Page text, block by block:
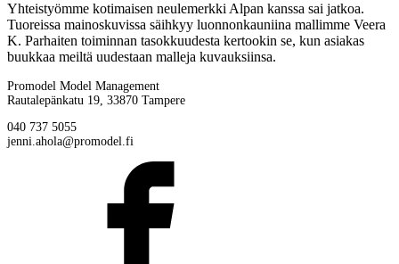
Yhteistyömme kotimaisen neulemerkki Alpan kanssa sai jatkoa.
Tuoreissa mainoskuvissa säihkyy luonnonkauniina mallimme Veera
K. Parhaiten toiminnan tasokkuudesta kertookin se, kun asiakas
buukkaa meiltä uudestaan malleja kuvauksiinsa.
Promodel Model Management
Rautalepänkatu 19, 33870 Tampere
040 737 5055
jenni.ahola@promodel.fi